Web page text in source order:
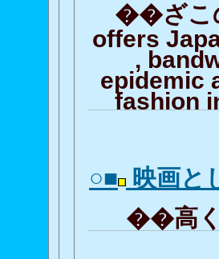
��ざこ
offers
,
epidemic
fashion
○■ 映画と
��高く